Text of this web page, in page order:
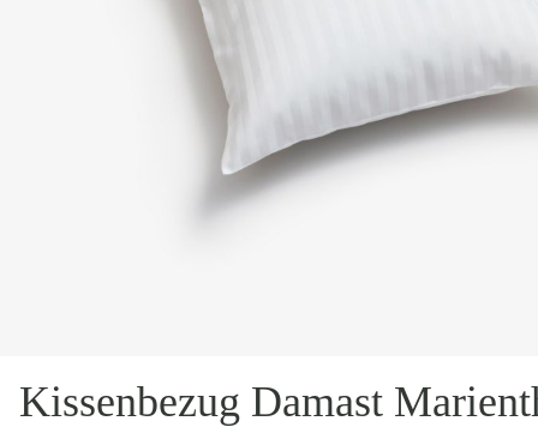
Kissenbezug Damast